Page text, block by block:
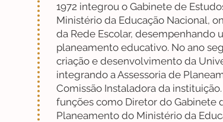
1972 integrou o Gabinete de
Ministério da Educação Nacional,
da Rede Escolar, desempenhando
planeamento educativo. No ano
criação e desenvolvimento da
integrando a Assessoria de
Comissão Instaladora da
funções como Diretor do Gabinete
Planeamento do Ministério da